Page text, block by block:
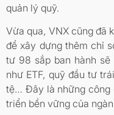
quản lý quỹ.
Vừa qua, VNX cũng đã
để xây dựng thêm chỉ
tư 98 sắp ban hành
như ETF, quỹ đầu tư
tệ… Đây là những công
triển bền vững của